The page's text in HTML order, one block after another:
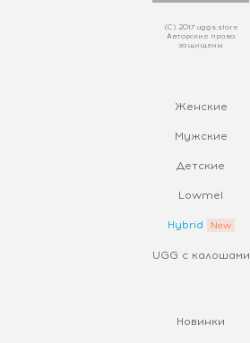
(С) 2017 uggs.store
Авторские права
защищены
Женские
Мужские
Детские
Lowmel
Hybrid
UGG с калошами
Новинки